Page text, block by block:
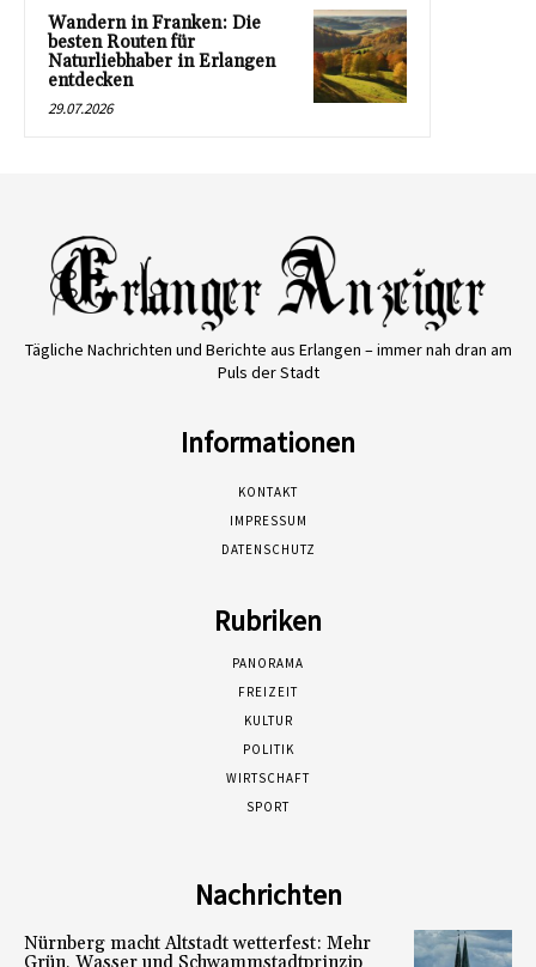
Wandern in Franken: Die
besten Routen für
Naturliebhaber in Erlangen
entdecken
29.07.2026
Tägliche Nachrichten und Berichte aus Erlangen – immer nah dran am
Puls der Stadt
Informationen
KONTAKT
IMPRESSUM
DATENSCHUTZ
Rubriken
PANORAMA
FREIZEIT
KULTUR
POLITIK
WIRTSCHAFT
SPORT
Nachrichten
Nürnberg macht Altstadt wetterfest: Mehr